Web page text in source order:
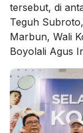
tersebut, di
Teguh
Marbun, Wali
Boyolali Agus